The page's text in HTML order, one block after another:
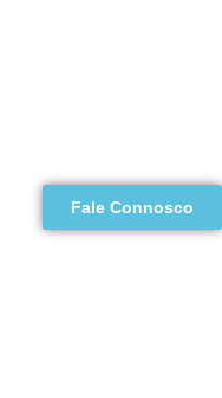
Fale Connosco